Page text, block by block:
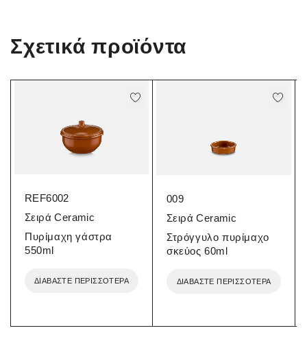
Σχετικά προϊόντα
REF6002
Σειρά Ceramic
Πυρίμαχη γάστρα
550ml
ΔΙΑΒΆΣΤΕ ΠΕΡΙΣΣΌΤΕΡΑ
009
Σειρά Ceramic
Στρόγγυλο πυρίμαχο
σκεύος 60ml
ΔΙΑΒΆΣΤΕ ΠΕΡΙΣΣΌΤΕΡΑ